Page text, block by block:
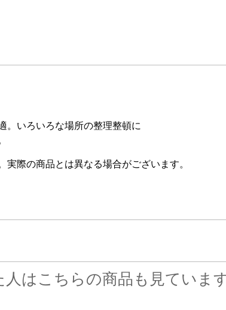
。いろいろな場所の整理整頓に
際の商品とは異なる場合がございます。
人はこちらの商品も見ていま